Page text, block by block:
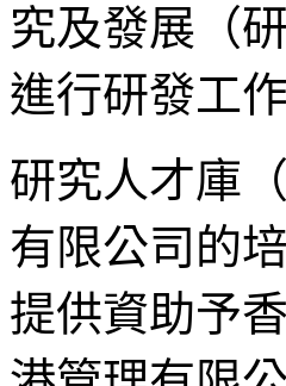
究及發展（
進行研發工作
研究人才庫
有限公司的
提供資助予